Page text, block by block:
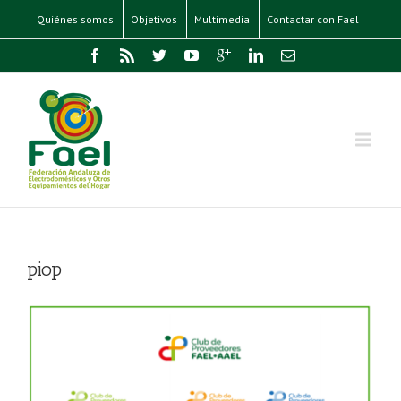
Quiénes somos Objetivos Multimedia Contactar con Fael
piop